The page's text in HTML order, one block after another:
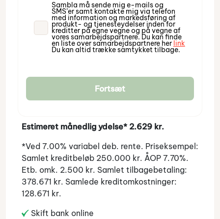
Skift bank online
Sambla må sende mig e-mails og
SMS’er samt kontakte mig via telefon
med information og markedsføring af
produkt- og tjenesteydelser inden for
kreditter på egne vegne og på vegne af
vores samarbejdspartnere. Du kan finde
en liste over samarbejdspartnere her link
Du kan altid trække samtykket tilbage.
Fortsæt
Estimeret månedlig ydelse* 2.629 kr.
*Ved 7.00% variabel deb. rente. Priseksempel:
Samlet kreditbeløb 250.000 kr. ÅOP 7.70%.
Etb. omk. 2.500 kr. Samlet tilbagebetaling:
378.671 kr. Samlede kreditomkostninger:
128.671 kr.